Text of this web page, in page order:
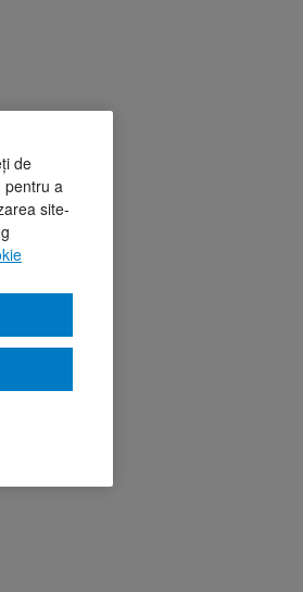
de
pentru a
site-